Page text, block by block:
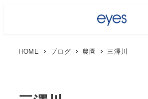
HOME ブログ 農園 三澤川